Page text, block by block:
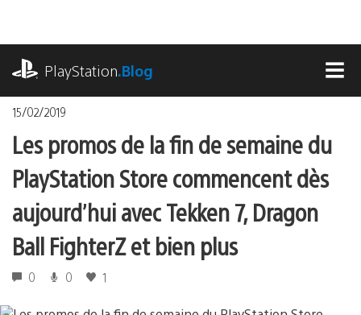
contenu
PlayStation.Blog
15/02/2019
Les promos de la fin de semaine du
PlayStation Store commencent dès
aujourd’hui avec Tekken 7, Dragon
Ball FighterZ et bien plus
0 0 1